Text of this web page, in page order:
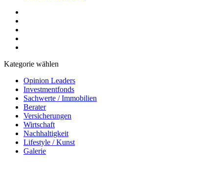
Kategorie wählen
Opinion Leaders
Investmentfonds
Sachwerte / Immobilien
Berater
Versicherungen
Wirtschaft
Nachhaltigkeit
Lifestyle / Kunst
Galerie